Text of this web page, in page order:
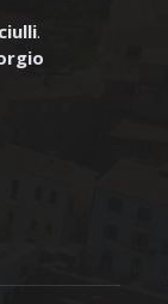
.